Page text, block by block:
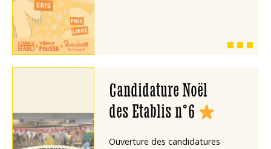
Candidature Noël
des Etablis n°6
Ouverture des candidatures